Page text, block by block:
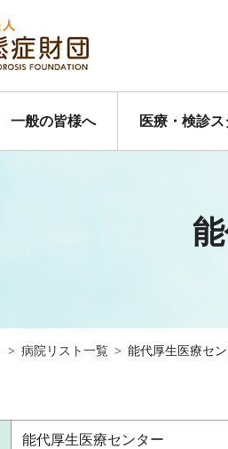
一般の皆様へ 医療・検診
> 病院リスト一覧 > 能代厚生医療セ
能代厚生医療センター